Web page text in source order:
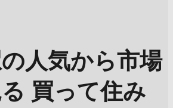
人気から市場
買って住み